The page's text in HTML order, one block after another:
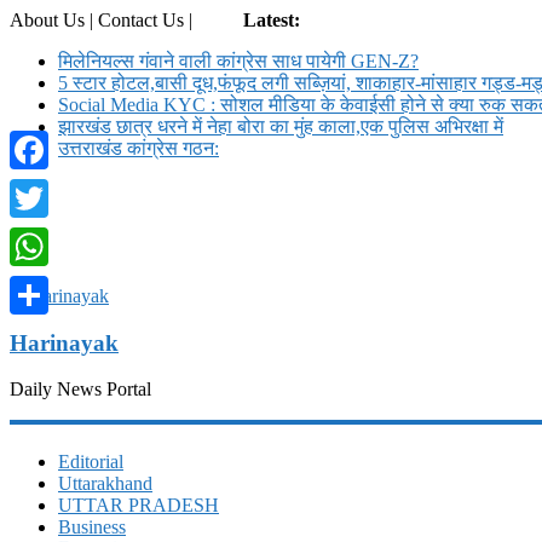
About Us | Contact Us |
Latest:
मिलेनियल्स गंवाने वाली कांग्रेस साध पायेगी GEN-Z?
5 स्टार होटल,बासी दूध,फंफूद लगी सब्ज़ियां, शाकाहार-मांसाहार गड्ड-
Social Media KYC : सोशल मीडिया के केवाईसी होने से क्या रुक
झारखंड छात्र धरने में नेहा बोरा का मुंह काला,एक पुलिस अभिरक्षा में
उत्तराखंड कांग्रेस गठन:
Harinayak
Daily News Portal
Editorial
Uttarakhand
UTTAR PRADESH
Business
Facebook
Twitter
WhatsApp
Share